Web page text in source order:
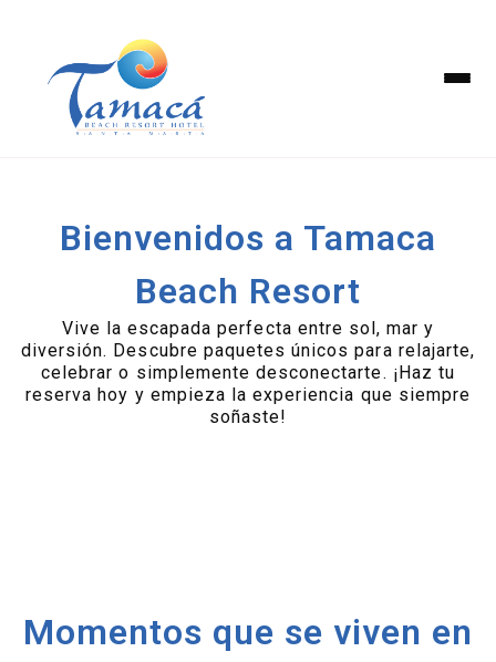
Bienvenidos a Tamaca
Beach Resort
Vive la escapada perfecta entre sol, mar y
diversión. Descubre paquetes únicos para relajarte,
celebrar o simplemente desconectarte. ¡Haz tu
reserva hoy y empieza la experiencia que siempre
soñaste!
Momentos que se viven en